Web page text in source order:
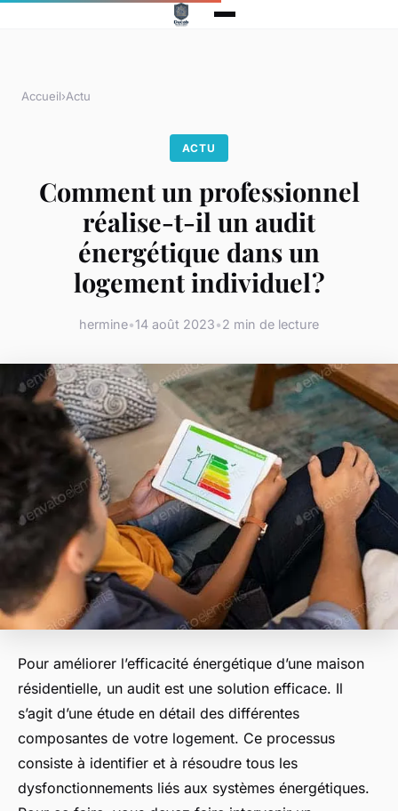
Accueil›Actu
ACTU
Comment un professionnel
réalise-t-il un audit
énergétique dans un
logement individuel ?
hermine•14 août 2023•2 min de lecture
Pour améliorer l’efficacité énergétique d’une maison
résidentielle, un audit est une solution efficace. Il
s’agit d’une étude en détail des différentes
composantes de votre logement. Ce processus
consiste à identifier et à résoudre tous les
dysfonctionnements liés aux systèmes énergétiques.